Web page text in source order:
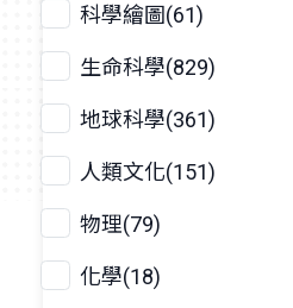
科學繪圖(61)
生命科學(829)
地球科學(361)
人類文化(151)
物理(79)
化學(18)